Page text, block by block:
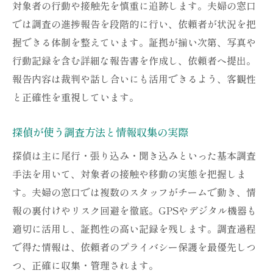
対象者の行動や接触先を慎重に追跡します。夫婦の窓口
では調査の進捗報告を段階的に行い、依頼者が状況を把
握できる体制を整えています。証拠が揃い次第、写真や
行動記録を含む詳細な報告書を作成し、依頼者へ提出。
報告内容は裁判や話し合いにも活用できるよう、客観性
と正確性を重視しています。
探偵が使う調査方法と情報収集の実際
探偵は主に尾行・張り込み・聞き込みといった基本調査
手法を用いて、対象者の接触や移動の実態を把握しま
す。夫婦の窓口では複数のスタッフがチームで動き、情
報の裏付けやリスク回避を徹底。GPSやデジタル機器も
適切に活用し、証拠性の高い記録を残します。調査過程
で得た情報は、依頼者のプライバシー保護を最優先しつ
つ、正確に収集・管理されます。